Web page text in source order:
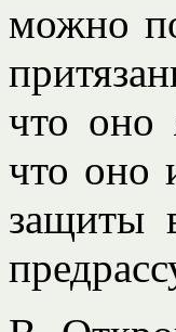
можно
что оно
что оно
защиты